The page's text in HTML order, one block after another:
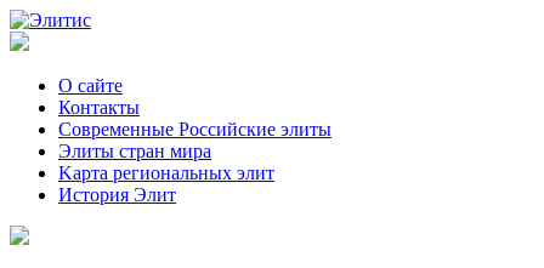
О сайте
Контакты
Современные Российские элиты
Элиты стран мира
Kартa региональных элит
История Элит